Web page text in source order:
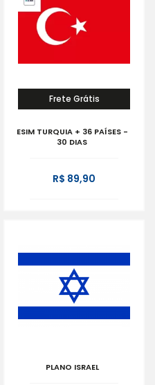
Frete Grátis
ESIM TURQUIA + 36 PAÍSES -
30 DIAS
R$ 89,90
PLANO ISRAEL